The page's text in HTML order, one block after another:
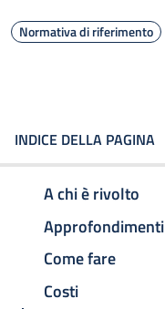
Normativa di riferimento
INDICE DELLA PAGINA
A chi è rivolto
Approfondimenti
Come fare
Costi